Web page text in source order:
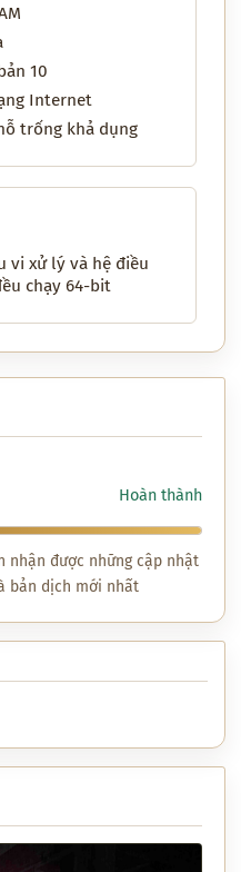
10
Internet
trống khả dụng
vi xử lý và hệ điều
chạy 64-bit
Hoàn thành
nhận được những cập nhật
bản dịch mới nhất